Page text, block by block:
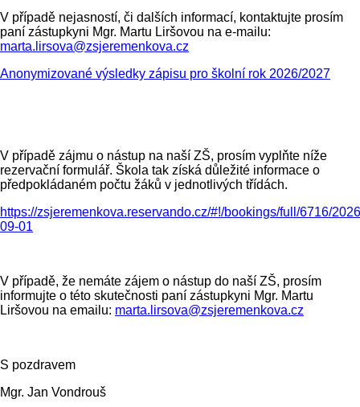
V případě nejasností, či dalších informací, kontaktujte prosím
paní zástupkyni Mgr. Martu Liršovou na e-mailu:
marta.lirsova@zsjeremenkova.cz
Anonymizované výsledky zápisu pro školní rok 2026/2027
V případě zájmu o nástup na naší ZŠ, prosím vyplňte níže
rezervační formulář. Škola tak získá důležité informace o
předpokládaném počtu žáků v jednotlivých třídách.
https://zsjeremenkova.reservando.cz/#!/bookings/full/6716/
09-01
V případě, že nemáte zájem o nástup do naší ZŠ, prosím
informujte o této skutečnosti paní zástupkyni Mgr. Martu
Liršovou na emailu: marta.lirsova@zsjeremenkova.cz
S pozdravem
Mgr. Jan Vondrouš